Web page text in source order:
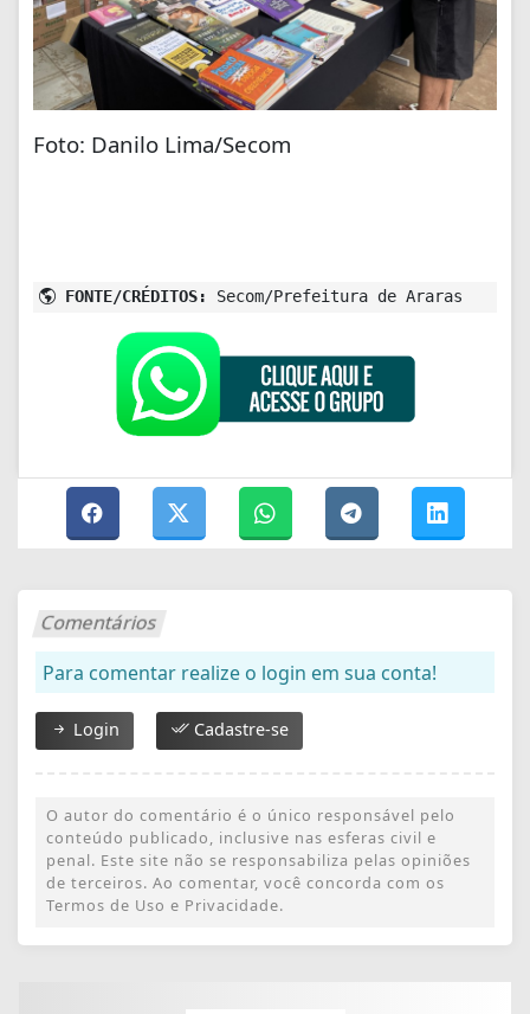
Foto: Danilo Lima/Secom
FONTE/CRÉDITOS: Secom/Prefeitura de Araras
Comentários
Para comentar realize o login em sua conta!
Login Cadastre-se
O autor do comentário é o único responsável pelo
conteúdo publicado, inclusive nas esferas civil e
penal. Este site não se responsabiliza pelas opiniões
de terceiros. Ao comentar, você concorda com os
Termos de Uso e Privacidade.